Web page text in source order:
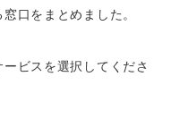
悩みがある方は無料
口をまとめました。
ビスを選択してくださ